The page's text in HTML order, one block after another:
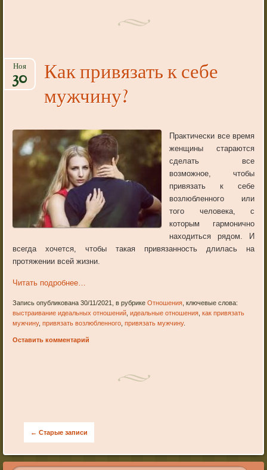
Как привязать к себе
мужчину?
Ноя
30
Практически все время
женщины стараются
сделать все
возможное, чтобы
привязать к себе
возлюбленного или
того человека, с
которым гармонично
находиться рядом. И
всегда хочется, чтобы такая привязанность длилась на
протяжении всей жизни.
Читать подробнее…
Запись опубликована 30/11/2021, в рубрикеОтношения , ключевые слова:
выстраивание идеальных отношений ,идеальные отношения ,как привязать
мужчину,привязать возлюбленного ,привязать мужчину.
Оставить комментарий
Post navigation
← Старые записи